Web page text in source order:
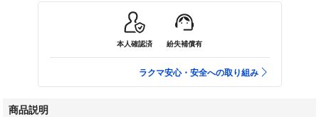
本人確認済 紛失補償有
ラクマ安心・安全への取り組み
商品説明